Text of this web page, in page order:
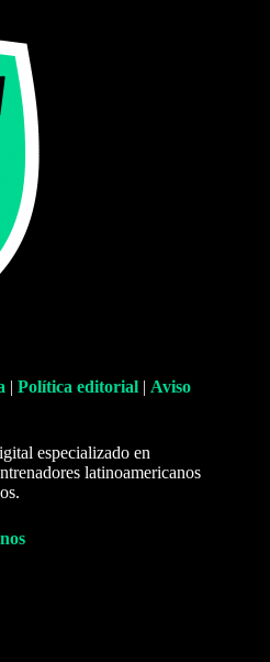
| Política editorial | Aviso
especializado en
latinoamericanos